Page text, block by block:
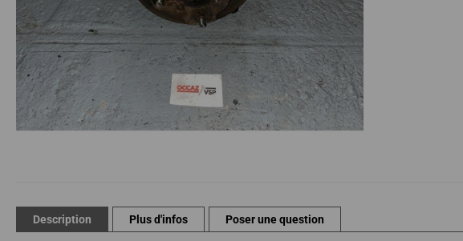
Description Plus d'infos Poser une question